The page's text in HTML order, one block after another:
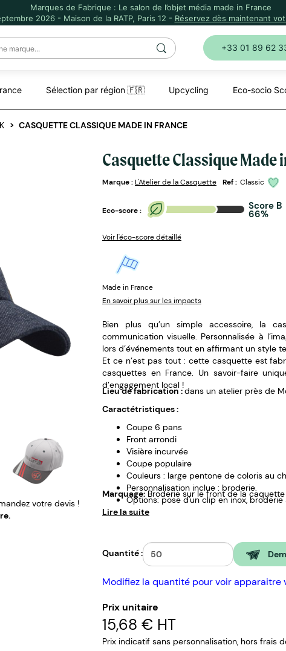
Marques de Fabrique : Le salon de l’objet média made in France
2026 - Maison de la RATP, Paris 12 - Réservez dès maintenant
+33 01 89 62
Sélection par région 🇫🇷 Upcycling Eco-socio
CASQUETTE CLASSIQUE MADE IN FRANCE
votre devis !
Casquette Classique Made
Marque :L'Atelier de la Casquette Ref : Classic
Eco-score : Score B
66%
Voir l'éco-score détaillé
Made in France
En savoir plus sur les impacts
Bien plus qu’un simple accessoire, la
communication visuelle. Personnalisée à
lors d’événements tout en affirmant un style
Et ce n’est pas tout : cette casquette est
casquettes en France. Un savoir-faire
d’engagement local !
Lieu de fabrication :dans un atelier près de
Caractétristiques :
Coupe 6 pans
Front arrondi
Visière incurvée
Coupe populaire
Couleurs : large pentone de coloris au
Personnalisation inclue : broderie.
Options: pose d'un clip en inox, broderie
Egalement en coupe 5 pans pour un
Marquage:Broderie sur le front de la
Lire la suite
Quantité :
Modifiez la quantité pour voir apparaitre
Prix unitaire
15,68 € HT
Prix indicatif sans personnalisation, hors frais